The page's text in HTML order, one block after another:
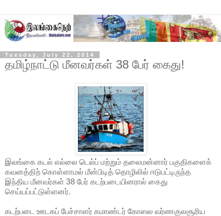
Tuesday, July 22, 2014
தமிழ்நாட்டு மீனவர்கள் 38 பேர் கைது!
இலங்கை கடல் எல்லை டெல்ப் மற்றும் தலைமன்னார் பகுதிகளைக்
கவனத்திற் கொள்ளாமல் மீன்பிடித் தொழிலில் ஈடுபட்டிருந்த
இந்திய மீனவர்கள் 38 பேர் கடற்படையினரால் கைது
செய்யப்பட்டுள்ளனர்.
கடற்படை ஊடகப் பேச்சாளர் கமாண்டர் கோஸல வர்ணகுலசூரிய